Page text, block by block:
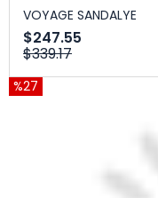
VOYAGE SANDALYE
$247.55
$339.17
%27